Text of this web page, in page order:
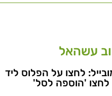
עשהאל
לחצו על הפלוס ליד
'הוספה לסל'